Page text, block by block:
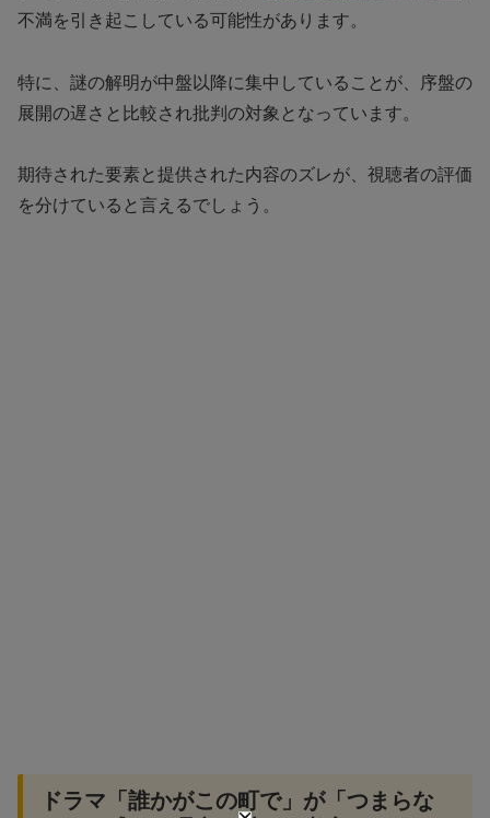
不満を引き起こしている可能性があります。
特に、謎の解明が中盤以降に集中していることが、序盤の
展開の遅さと比較され批判の対象となっています。
期待された要素と提供された内容のズレが、視聴者の評価
を分けていると言えるでしょう。
ドラマ「誰かがこの町で」が「つまらな